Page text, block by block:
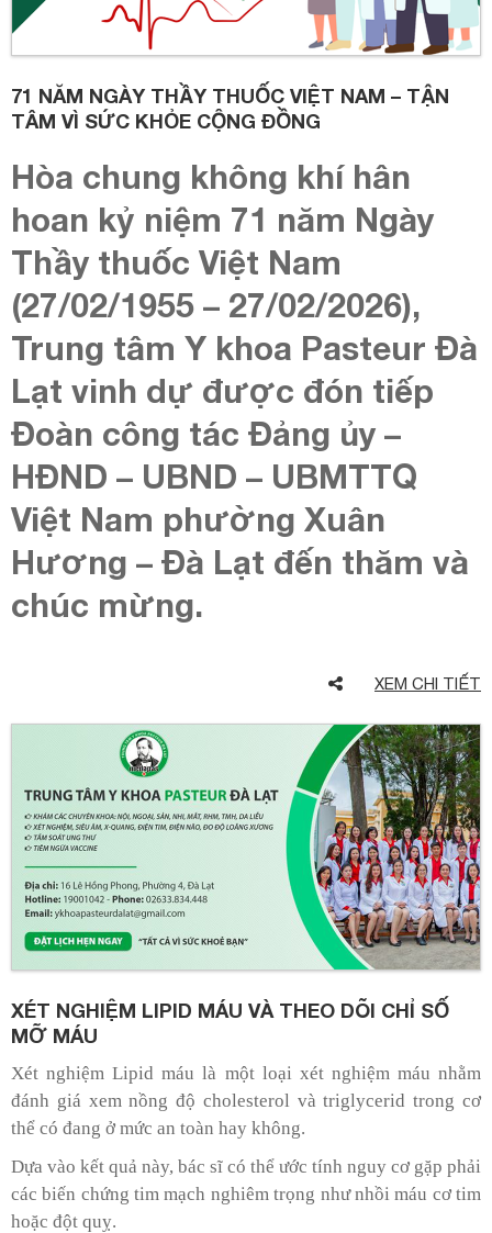
71 NĂM NGÀY THẦY THUỐC VIỆT NAM – TẬN
TÂM VÌ SỨC KHỎE CỘNG ĐỒNG
Hòa chung không khí hân
hoan kỷ niệm 71 năm Ngày
Thầy thuốc Việt Nam
(27/02/1955 – 27/02/2026),
Trung tâm Y khoa Pasteur Đà
Lạt vinh dự được đón tiếp
Đoàn công tác Đảng ủy –
HĐND – UBND – UBMTTQ
Việt Nam phường Xuân
Hương – Đà Lạt đến thăm và
chúc mừng.
XEM CHI TIẾT
XÉT NGHIỆM LIPID MÁU VÀ THEO DÕI CHỈ SỐ
MỠ MÁU
Xét nghiệm Lipid máu là một loại xét nghiệm máu nhằm
đánh giá xem nồng độ cholesterol và triglycerid trong cơ
thể có đang ở mức an toàn hay không.
Dựa vào kết quả này, bác sĩ có thể ước tính nguy cơ gặp phải
các biến chứng tim mạch nghiêm trọng như nhồi máu cơ tim
hoặc đột quỵ.